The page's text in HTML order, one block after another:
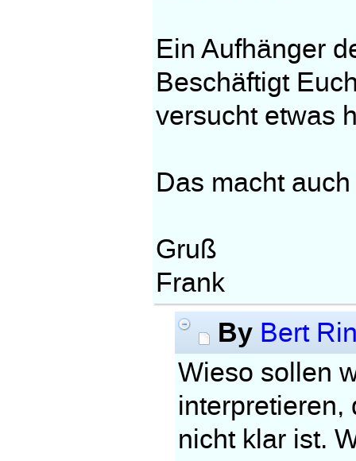
Ein Aufhänger
Beschäftigt
versucht etwas
Das macht
Gruß
Frank
By Bert
Wieso sollen
interpretieren,
nicht klar ist.